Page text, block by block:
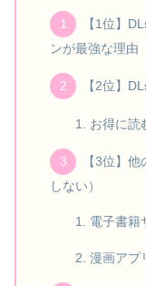
【1位】
ンが最強な理由
【2位】
お得に読
【3位】
しない）
電子書籍
漫画アプ